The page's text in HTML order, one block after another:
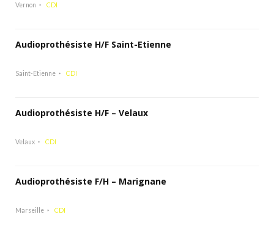
Vernon CDI
Audioprothésiste H/F Saint-Etienne
Saint-Etienne CDI
Audioprothésiste H/F – Velaux
Velaux CDI
Audioprothésiste F/H – Marignane
Marseille CDI